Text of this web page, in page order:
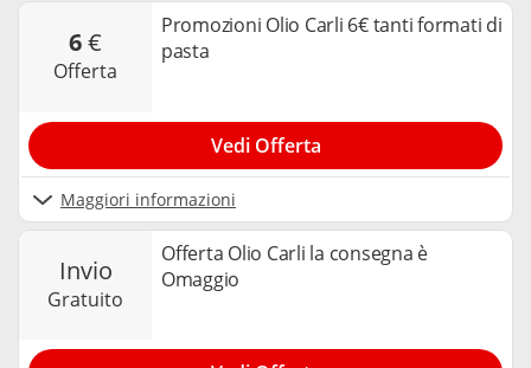
6€
offerta
Promozioni Olio Carli 6€ tanti formati di
pasta
Maggiori informazioni
Vedi Offerta
invio
gratuito
Offerta Olio Carli la consegna è
Omaggio